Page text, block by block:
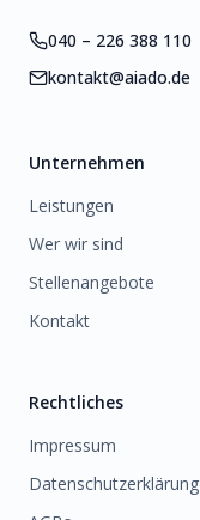
040 – 226 388 110
kontakt@aiado.de
Unternehmen
Leistungen
Wer wir sind
Stellenangebote
Kontakt
Rechtliches
Impressum
Datenschutzerklärung